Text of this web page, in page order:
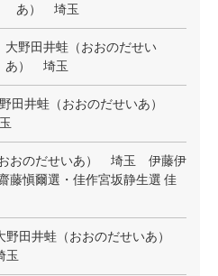
あ） 埼玉
大野田井蛙（おおのだせい
あ） 埼玉
田井蛙（おおのだせいあ）
おのだせいあ） 埼玉 伊藤伊
藤愼爾選・佳作宮坂静生選 佳
野田井蛙（おおのだせいあ）
玉